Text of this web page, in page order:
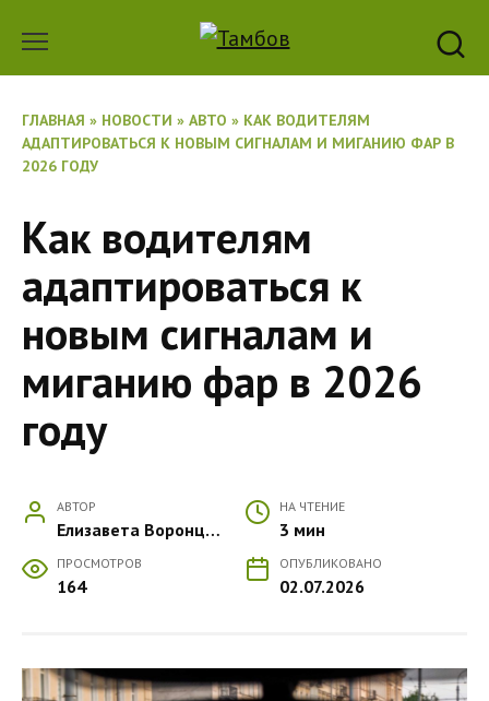
содержанию
ГЛАВНАЯ » НОВОСТИ » АВТО » КАК ВОДИТЕЛЯМ
АДАПТИРОВАТЬСЯ К НОВЫМ СИГНАЛАМ И МИГАНИЮ ФАР В
2026 ГОДУ
Как водителям
адаптироваться к
новым сигналам и
миганию фар в 2026
году
АВТОР
Елизавета Воронцова
НА ЧТЕНИЕ
3 мин
ПРОСМОТРОВ
164
ОПУБЛИКОВАНО
02.07.2026